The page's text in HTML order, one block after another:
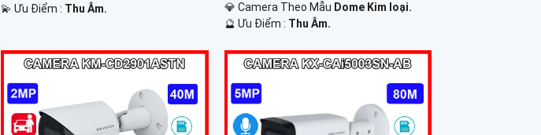
️💫 Ưu Điểm : Thu Âm.
💎 Camera Theo Mẫu Dome Kim loại.
️🔮 Ưu Điểm : Thu Âm.